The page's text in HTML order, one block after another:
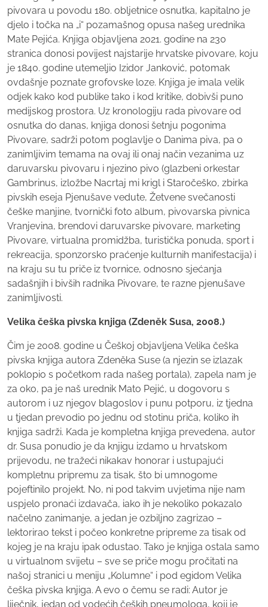
pivovara u povodu 180. obljetnice osnutka, kapitalno je
djelo i točka na „i“ pozamašnog opusa našeg urednika
Mate Pejića. Knjiga objavljena 2021. godine na 230
stranica donosi povijest najstarije hrvatske pivovare, koju
je 1840. godine utemeljio Izidor Janković, potomak
ovdašnje poznate grofovske loze. Knjiga je imala velik
odjek kako kod publike tako i kod kritike, dobivši puno
medijskog prostora. Uz kronologiju rada pivovare od
osnutka do danas, knjiga donosi šetnju pogonima
Pivovare, sadrži potom poglavlje o Danima piva, pa o
zanimljivim temama na ovaj ili onaj način vezanima uz
daruvarsku pivovaru i njezino pivo (glazbeni orkestar
Gambrinus, izložbe Nacrtaj mi krigl i Staročeško, zbirka
pivskih eseja Pjenušave vedute, Žetvene svečanosti
češke manjine, tvornički foto album, pivovarska pivnica
Vranjevina, brendovi daruvarske pivovare, marketing
Pivovare, virtualna promidžba, turistička ponuda, sport i
rekreacija, sponzorsko praćenje kulturnih manifestacija) i
na kraju su tu priče iz tvornice, odnosno sjećanja
sadašnjih i bivših radnika Pivovare, te razne pjenušave
zanimljivosti.
Velika češka pivska knjiga (Zdeněk Susa, 2008.)
Čim je 2008. godine u Češkoj objavljena Velika češka
pivska knjiga autora Zdeněka Suse (a njezin se izlazak
poklopio s početkom rada našeg portala), zapela nam je
za oko, pa je naš urednik Mato Pejić, u dogovoru s
autorom i uz njegov blagoslov i punu potporu, iz tjedna
u tjedan prevodio po jednu od stotinu priča, koliko ih
knjiga sadrži. Kada je kompletna knjiga prevedena, autor
dr. Susa ponudio je da knjigu izdamo u hrvatskom
prijevodu, ne tražeći nikakav honorar i ustupajući
kompletnu pripremu za tisak, što bi umnogome
pojeftinilo projekt. No, ni pod takvim uvjetima nije nam
uspjelo pronaći izdavača, iako ih je nekoliko pokazalo
načelno zanimanje, a jedan je ozbiljno zagrizao –
lektorirao tekst i počeo konkretne pripreme za tisak od
kojeg je na kraju ipak odustao. Tako je knjiga ostala samo
u virtualnom svijetu – sve se priče mogu pročitati na
našoj stranici u meniju „Kolumne“ i pod egidom Velika
češka pivska knjiga. A evo o čemu se radi: Autor je
liječnik, jedan od vodećih čeških pneumologa, koji je